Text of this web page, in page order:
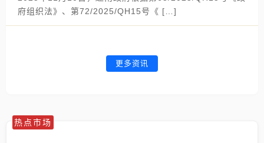
府组织法》、第72/2025/QH15号《 […]
更多资讯
热点市场